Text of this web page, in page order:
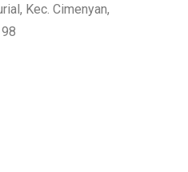
Kec. Cimenyan,